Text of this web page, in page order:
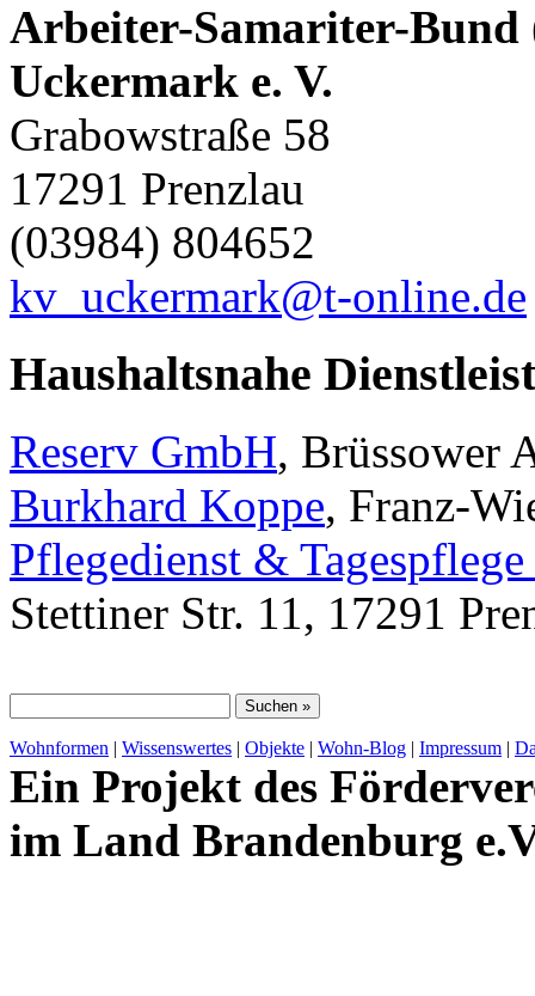
Arbeiter-Samariter-Bund
Uckermark e. V.
Grabowstraße 58
17291 Prenzlau
(03984) 804652
kv_uckermark@t-online.de
Haushaltsnahe
Reserv GmbH, Brüssower
Burkhard Koppe, Franz-
Pflegedienst &
Stettiner Str. 11, 17291
Wohnformen | Wissenswertes | Objekte | Wohn-Blog | Impressum |
Ein Projekt des
im Land Brandenburg